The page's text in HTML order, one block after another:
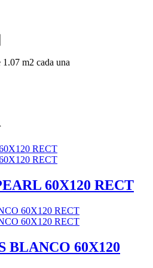
m2 cada una
60X120 RECT
BLANCO 60X120